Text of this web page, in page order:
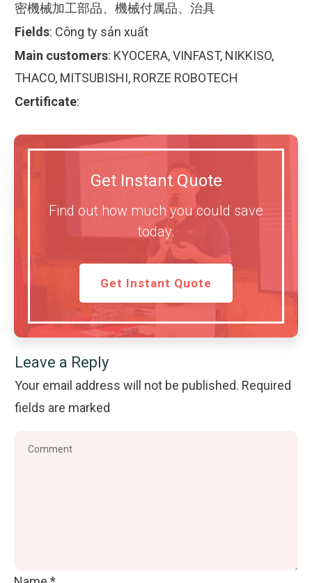
密機械加工部品、機械付属品、治具
Fields: Công ty sản xuất
Main customers: KYOCERA, VINFAST, NIKKISO,
THACO, MITSUBISHI, RORZE ROBOTECH
Certificate:
Get Instant Quote
Find out how much you could save
today.
Get Instant Quote
Leave a Reply
Your email address will not be published. Required
fields are marked